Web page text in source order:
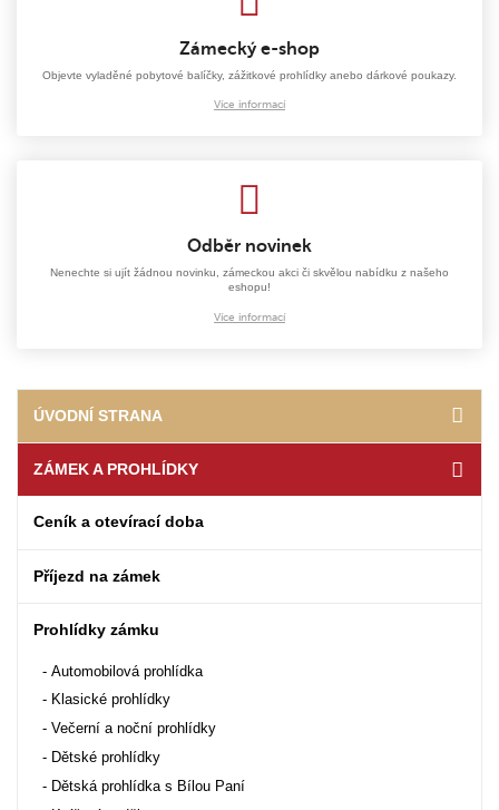
Zámecký e-shop
Objevte vyladěné pobytové balíčky, zážitkové prohlídky anebo dárkové poukazy.
Více informací
Odběr novinek
Nenechte si ujít žádnou novinku, zámeckou akci či skvělou nabídku z našeho
eshopu!
Více informací
ÚVODNÍ STRANA
ZÁMEK A PROHLÍDKY
Ceník a otevírací doba
Příjezd na zámek
Prohlídky zámku
Automobilová prohlídka
Klasické prohlídky
Večerní a noční prohlídky
Dětské prohlídky
Dětská prohlídka s Bílou Paní